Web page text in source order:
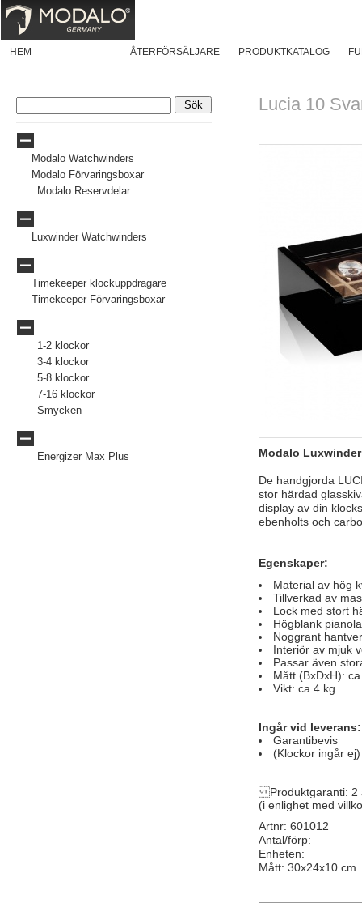
HEM ÅTERFÖRSÄLJARE PRODUKTKATALOG
Modalo Watchwinders
Modalo Förvaringsboxar
Modalo Reservdelar
Luxwinder Watchwinders
Timekeeper klockuppdragare
Timekeeper Förvaringsboxar
1-2 klockor
3-4 klockor
5-8 klockor
7-16 klockor
Smycken
Energizer Max Plus
Lucia 10
Modalo
De handgjorda
stor härdad
display av din
ebenholts och
Egenskaper:
Material av hög
Tillverkad av
Lock med stort
Högblank
Noggrant
Interiör av mjuk
Passar även
Mått (BxDxH):
Vikt: ca 4 kg
Ingår vid leverans:
Garantibevis
(Klockor ingår ej)
Produktgaranti: 2
(i enlighet med
Artnr: 601012
Antal/förp:
Enheten:
Mått: 30x24x10 cm